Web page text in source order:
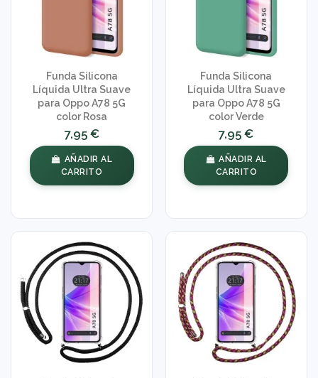
Funda Silicona
Líquida Ultra Suave
para Oppo A78 5G
color Rosa
7,95 €
AÑADIR AL
CARRITO
Funda Silicona
Líquida Ultra Suave
para Oppo A78 5G
color Verde
7,95 €
AÑADIR AL
CARRITO